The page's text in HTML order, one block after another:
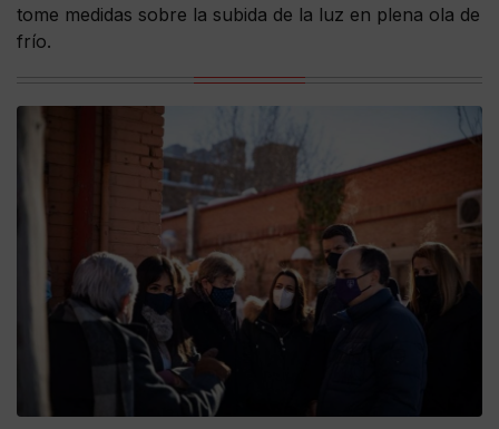
tome medidas sobre la subida de la luz en plena ola de
frío.